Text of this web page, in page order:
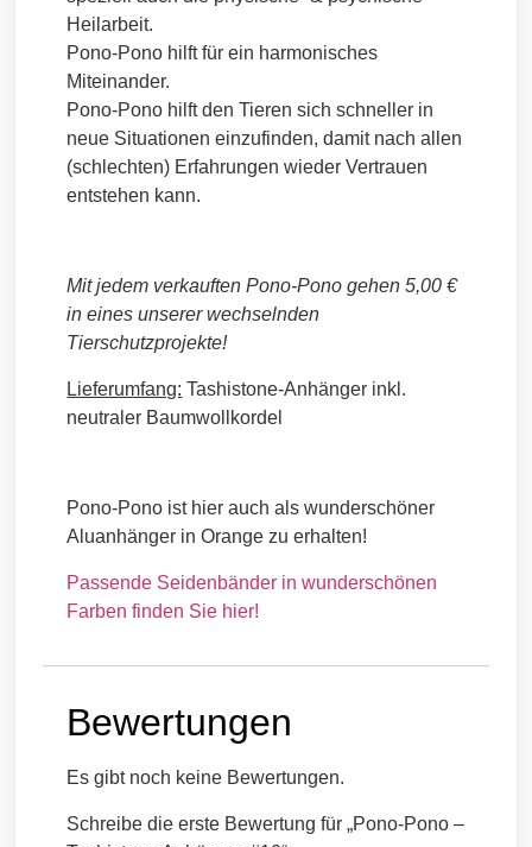
Heilarbeit.
Pono-Pono hilft für ein harmonisches
Miteinander.
Pono-Pono hilft den Tieren sich schneller in
neue Situationen einzufinden, damit nach allen
(schlechten) Erfahrungen wieder Vertrauen
entstehen kann.
Mit jedem verkauften Pono-Pono gehen 5,00 €
in eines unserer wechselnden
Tierschutzprojekte!
Lieferumfang: Tashistone-Anhänger inkl.
neutraler Baumwollkordel
Pono-Pono ist hier auch als wunderschöner
Aluanhänger in Orange zu erhalten!
Passende Seidenbänder in wunderschönen
Farben finden Sie hier!
Bewertungen
Es gibt noch keine Bewertungen.
Schreibe die erste Bewertung für „Pono-Pono –